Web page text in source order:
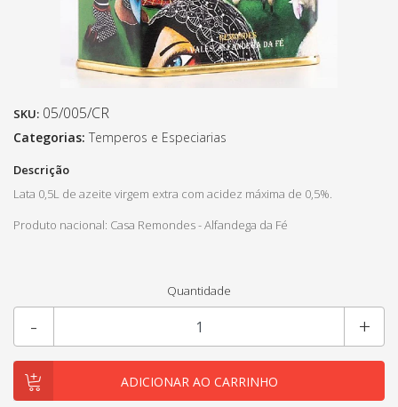
SKU: 05/005/CR
Categorias: Temperos e Especiarias
Descrição
Lata 0,5L de azeite virgem extra com acidez máxima de 0,5%.
Produto nacional: Casa Remondes - Alfandega da Fé
Quantidade
+
-